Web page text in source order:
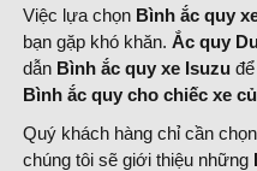
Việc lựa chọn Bình ắc quy
bạn gặp khó khăn. Ắc quy
dẫn Bình ắc quy xe Isuzu
Bình ắc quy cho chiếc xe
Quý khách hàng chỉ cần
chúng tôi sẽ giới thiệu những